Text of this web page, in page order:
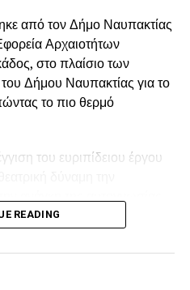
από τον Δήμο Ναυπακτίας
Αρχαιοτήτων
στο πλαίσιο των
Δήμου Ναυπακτίας για το
το πιο θερμό
του ευριπίδειου έργου
τη συμφιλίωση με το
κίνηση, η μουσικότητα και η
συνέθεσαν μία
READING